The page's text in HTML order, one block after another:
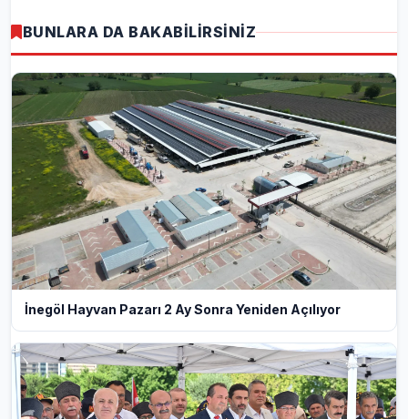
BUNLARA DA BAKABİLİRSİNİZ
İnegöl Hayvan Pazarı 2 Ay Sonra Yeniden Açılıyor